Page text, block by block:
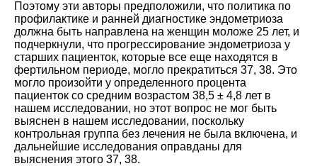
Поэтому эти авторы предположили, что политика по
профилактике и ранней диагностике эндометриоза
должна быть направлена на женщин моложе 25 лет, и
подчеркнули, что прогрессирование эндометриоза у
старших пациенток, которые все еще находятся в
фертильном периоде, могло прекратиться 37, 38. Это
могло произойти у определенного процента
пациенток со средним возрастом 38,5 ± 4,8 лет в
нашем исследовании, но этот вопрос не мог быть
выяснен в нашем исследовании, поскольку
контрольная группа без лечения не была включена, и
дальнейшие исследования оправданы для
выяснения этого 37, 38.